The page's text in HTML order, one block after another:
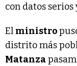
con datos serios
El ministro
distrito más
Matanza